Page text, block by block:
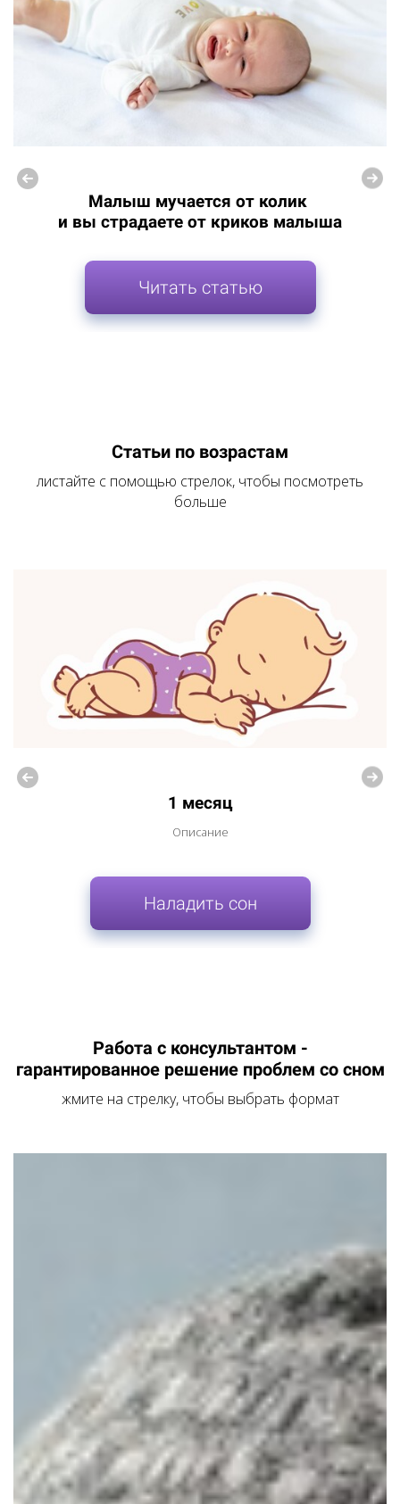
Малыш мучается от колик
и вы страдаете от криков малыша
Читать статью
Статьи по возрастам
листайте с помощью стрелок, чтобы посмотреть
больше
1 месяц
Описание
Наладить сон
Работа с консультантом -
гарантированное решение проблем со сном
жмите на стрелку, чтобы выбрать формат